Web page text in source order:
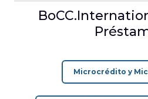
Microcrédito y